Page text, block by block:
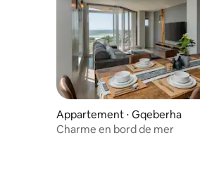
Appartement ⋅ Gqeberha
Charme en bord de mer